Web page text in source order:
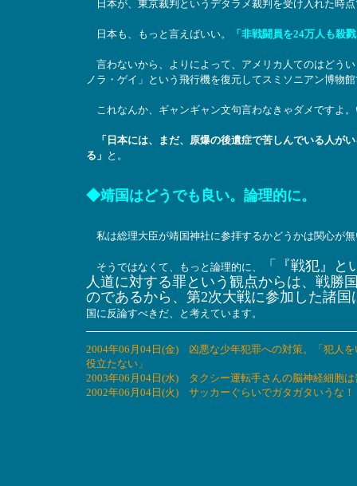
日本が、東京裁判というデタラメ裁判を受け入れた時
日本も、もっと言えばいい。 「非戦闘員を24万人も殺
言わないから、よりによって、アメリカ人てのはどう
ノラ・ゲイ」という飛行機を復元してスミソニアン博物
これなんか、ギャンギャン文句言わなきゃダメですよ
「日本には、まだ、原爆の後遺症で苦しんでいる人が
る」 と。
◆靖国はどうでも良い。論理的に。
私は総理大臣が靖国神社に参拝するかどうかは関心が無
そうではなくて、もっと論理的に、
「『戦犯』
人道に対する罪という観点からは、戦勝
のであるから、第2次大戦に参加した諸
国に反論すべきだ、と考えています。
2004年06月04日(金) 凶悪な少年犯罪への対策。「犯人
役立たない」
2003年06月04日(水) タクシー運転手さんの脳神経細胞
2002年06月04日(火) サッカーぐらいでガタガタいうな！